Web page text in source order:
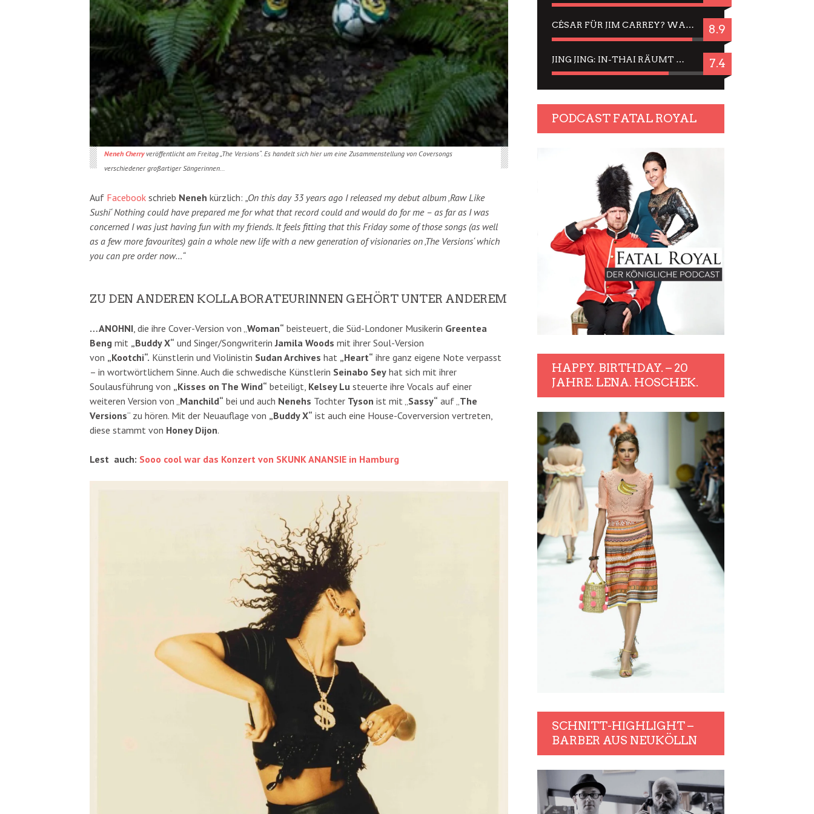
Neneh Cherryveröffentlicht am Freitag „The Versions“. Es handelt sich hier um eine Zusammenstellung von Coversongs
verschiedener großartiger Sängerinnen…
Auf Facebook schrieb Neneh kürzlich: „On this day 33 years ago I released my debut album ‚Raw Like
Sushi‘ Nothing could have prepared me for what that record could and would do for me – as far as I was
concerned I was just having fun with my friends. It feels fitting that this Friday some of those songs (as well
as a few more favourites) gain a whole new life with a new generation of visionaries on ‚The Versions‘ which
you can pre order now…“
ZU DEN ANDEREN KOLLABORATEURINNEN GEHÖRT UNTER ANDEREM
…ANOHNI, die ihre Cover-Version von „Woman“ beisteuert, die Süd-Londoner Musikerin Greentea
Beng mit „Buddy X“ und Singer/SongwriterinJamila Woods mit ihrer Soul-Version
von „Kootchi“. Künstlerin und Violinistin Sudan Archives hat „Heart“ ihre ganz eigene Note verpasst
– in wortwörtlichem Sinne. Auch die schwedische Künstlerin Seinabo Sey hat sich mit ihrer
Soulausführung von „Kisses on The Wind“ beteiligt, Kelsey Lu steuerte ihre Vocals auf einer
weiteren Version von „Manchild“ bei und auch Nenehs Tochter Tyson ist mit „Sassy“ auf „The
Versions“ zu hören. Mit der Neuauflage von „Buddy X“ ist auch eine House-Coverversion vertreten,
diese stammt von Honey Dijon.
Lest auch: Sooo cool war das Konzert von SKUNK ANANSIE in Hamburg
CÉSAR FÜR JIM CARREY? WARUM DAS EINER DER NERVIGSTEN ACTORS IST UND BLEIBT 8.9
JING JING: IN-THAI RÄUMT WIEDER TITEL AB – EIN ZWEI-STUNDEN-ERLEBNISBERICHT 7.4
PODCAST FATAL ROYAL
HAPPY. BIRTHDAY. – 20
JAHRE. LENA. HOSCHEK.
SCHNITT-HIGHLIGHT –
BARBER AUS NEUKÖLLN